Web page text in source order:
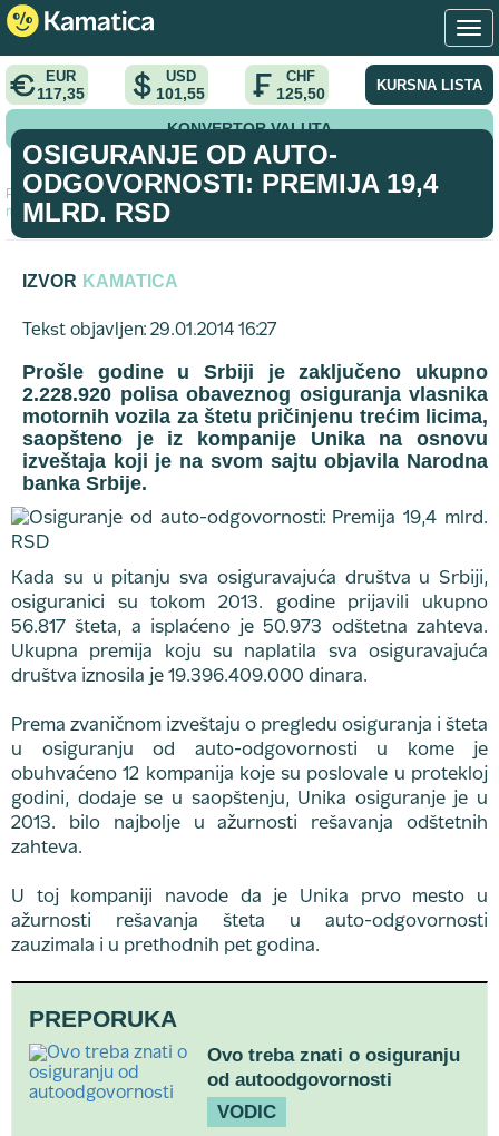
EUR
117,35
USD
101,55
CHF
125,50 KURSNA LISTA
KONVERTOR VALUTA
Početna > vest >
Osiguranje od auto-odgovornosti: Premija 19,4
mlrd. RSD
OSIGURANJE OD AUTO-
ODGOVORNOSTI: PREMIJA 19,4
MLRD. RSD
IZVOR KAMATICA
Tekst objavljen: 29.01.2014 16:27
Prošle godine u Srbiji je zaključeno ukupno
2.228.920 polisa obaveznog osiguranja vlasnika
motornih vozila za štetu pričinjenu trećim licima,
saopšteno je iz kompanije Unika na osnovu
izveštaja koji je na svom sajtu objavila Narodna
banka Srbije.
Kada su u pitanju sva osiguravajuća društva u Srbiji,
osiguranici su tokom 2013. godine prijavili ukupno
56.817 šteta, a isplaćeno je 50.973 odštetna zahteva.
Ukupna premija koju su naplatila sva osiguravajuća
društva iznosila je 19.396.409.000 dinara.
Prema zvaničnom izveštaju o pregledu osiguranja i šteta
u osiguranju od auto-odgovornosti u kome je
obuhvaćeno 12 kompanija koje su poslovale u protekloj
godini, dodaje se u saopštenju, Unika osiguranje je u
2013. bilo najbolje u ažurnosti rešavanja odštetnih
zahteva.
U toj kompaniji navode da je Unika prvo mesto u
ažurnosti rešavanja šteta u auto-odgovornosti
zauzimala i u prethodnih pet godina.
PREPORUKA
Ovo treba znati o osiguranju
od autoodgovornosti
VODIC